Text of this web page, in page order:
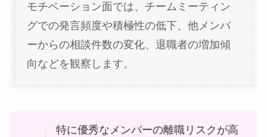
モチベーション面では、チームミーティン
グでの発言頻度や積極性の低下、他メンバ
ーからの相談件数の変化、退職者の増加傾
向などを観察します。
特に優秀なメンバーの離職リスクが高